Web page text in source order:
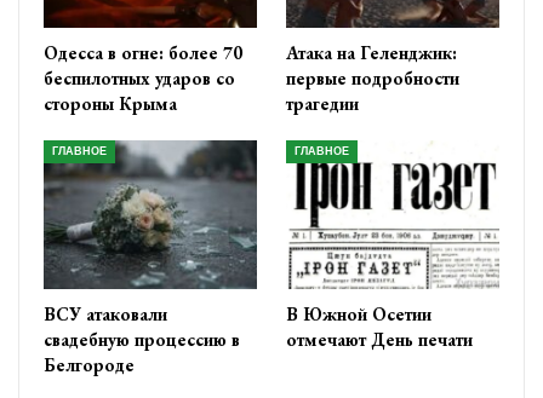
Одесса в огне: более 70
беспилотных ударов со
стороны Крыма
Атака на Геленджик:
первые подробности
трагедии
ГЛАВНОЕ
ВСУ атаковали
свадебную процессию в
Белгороде
ГЛАВНОЕ
В Южной Осетии
отмечают День печати